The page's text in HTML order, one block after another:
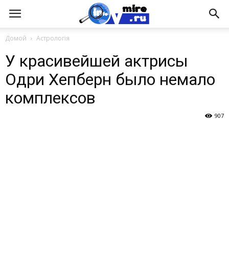
Домой Астрологія
У красивейшей актрисы
Одри Хепберн было немало
комплексов
907